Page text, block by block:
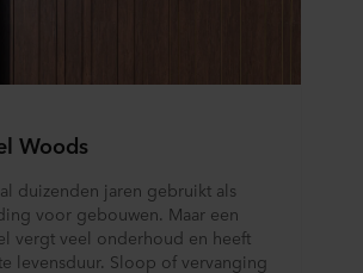
Woods
duizenden jaren gebruikt als
voor gebouwen. Maar een
vergt veel onderhoud en heeft
levensduur. Sloop of vervanging